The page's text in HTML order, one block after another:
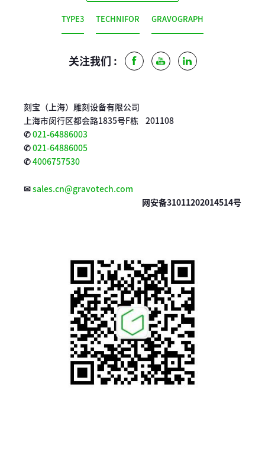
TYPE3 TECHNIFOR GRAVOGRAPH
关注我们 : FacebookYoutubeLinkedIn
刻宝（上海）雕刻设备有限公司
上海市闵行区都会路1835号F栋 201108
✆021-64886003
✆021-64886005
✆4006757530
✉sales.cn@gravotech.com
网安备31011202014514号